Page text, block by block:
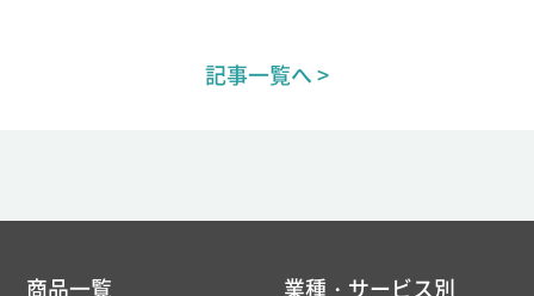
記事一覧へ >
商品一覧
業種・サービス別